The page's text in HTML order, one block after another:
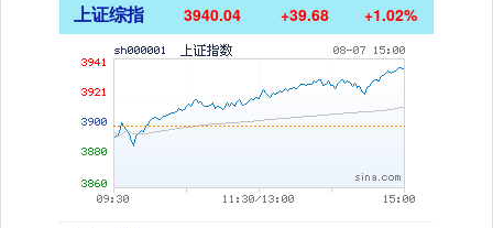
上证综指 3940.04 +39.68 +1.02%